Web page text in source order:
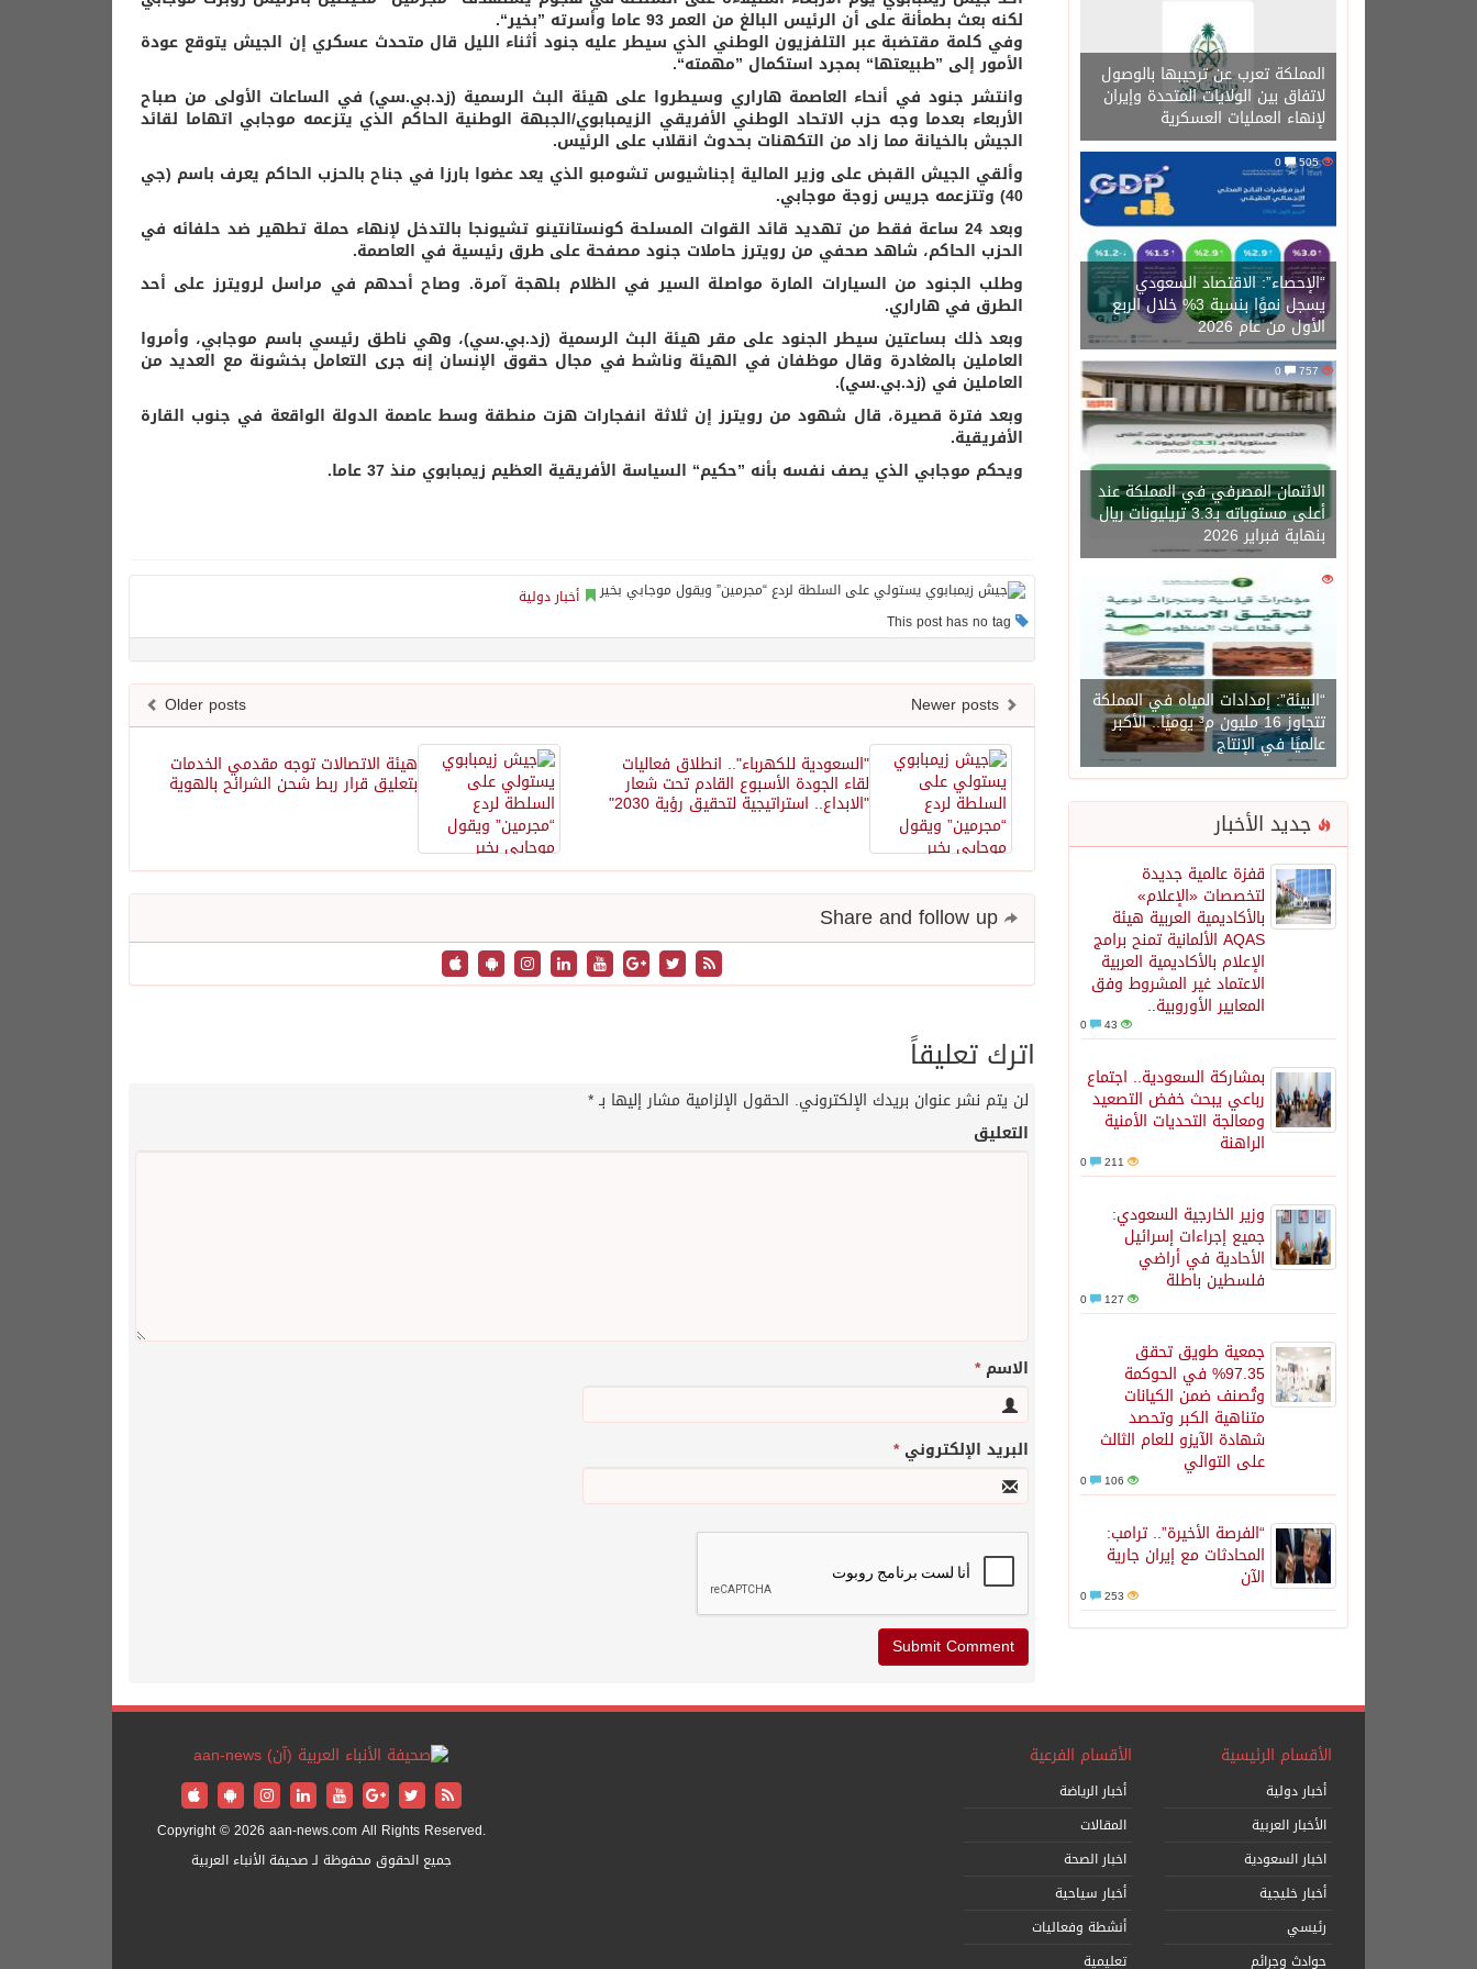
المملكة تعرب عن ترحيبها بالوصول
لاتفاق بين الولايات المتحدة وإيران
لإنهاء العمليات العسكرية
505
“الإحصاء”: الاقتصاد السعودي
يسجل نموًا بنسبة 3% خلال الربع
الأول من عام 2026
757
0
الائتمان المصرفي في المملكة عند
أعلى مستوياته بـ3.3 تريليونات ريال
بنهاية فبراير 2026
1450
“البيئة”: إمدادات المياه في المملكة
تتجاوز 16 مليون م³ يوميًا.. الأكبر
عالميًا في الإنتاج
جديد الأخبار
قفزة عالمية جديدة
لتخصصات «الإعلام»
بالأكاديمية العربية هيئة
AQAS الألمانية تمنح برامج
الإعلام بالأكاديمية العربية
الاعتماد غير المشروط وفق
المعايير الأوروبية..
43
بمشاركة السعودية.. اجتماع
رباعي يبحث خفض التصعيد
ومعالجة التحديات الأمنية
الراهنة
211
وزير الخارجية السعودي:
جميع إجراءات إسرائيل
الأحادية في أراضي
فلسطين باطلة
127
جمعية طويق تحقق
97.35% في الحوكمة
وتُصنف ضمن الكيانات
متناهية الكبر وتحصد
شهادة الآيزو للعام الثالث
على التوالي
106
“الفرصة الأخيرة”.. ترامب:
المحادثات مع إيران جارية
الآن
253
لكنه بعث بطمأنة على أن الرئيس البالغ من العمر 93 عاما وأسرته ”بخير“.
وفي كلمة مقتضبة عبر التلفزيون الوطني الذي سيطر عليه جنود أثناء الليل قال متحدث عسكري إن الجيش يتوقع عودة
الأمور إلى ”طبيعتها“ بمجرد استكمال ”مهمته“.
وانتشر جنود في أنحاء العاصمة هاراري وسيطروا على هيئة البث الرسمية (زد.بي.سي) في الساعات الأولى من صباح
الأربعاء بعدما وجه حزب الاتحاد الوطني الأفريقي الزيمبابوي/الجبهة الوطنية الحاكم الذي يتزعمه موجابي اتهاما لقائد
الجيش بالخيانة مما زاد من التكهنات بحدوث انقلاب على الرئيس.
وألقي الجيش القبض على وزير المالية إجناشيوس تشومبو الذي يعد عضوا بارزا في جناح بالحزب الحاكم يعرف باسم (جي
40) وتتزعمه جريس زوجة موجابي.
وبعد 24 ساعة فقط من تهديد قائد القوات المسلحة كونستانتينو تشيونجا بالتدخل لإنهاء حملة تطهير ضد حلفائه في
الحزب الحاكم، شاهد صحفي من رويترز حاملات جنود مصفحة على طرق رئيسية في العاصمة.
وطلب الجنود من السيارات المارة مواصلة السير في الظلام بلهجة آمرة. وصاح أحدهم في مراسل لرويترز على أحد
الطرق في هاراري.
وبعد ذلك بساعتين سيطر الجنود على مقر هيئة البث الرسمية (زد.بي.سي)، وهي ناطق رئيسي باسم موجابي، وأمروا
العاملين بالمغادرة وقال موظفان في الهيئة وناشط في مجال حقوق الإنسان إنه جرى التعامل بخشونة مع العديد من
العاملين في (زد.بي.سي).
وبعد فترة قصيرة، قال شهود من رويترز إن ثلاثة انفجارات هزت منطقة وسط عاصمة الدولة الواقعة في جنوب القارة
الأفريقية.
ويحكم موجابي الذي يصف نفسه بأنه ”حكيم“ السياسة الأفريقية العظيم زيمبابوي منذ 37 عاما.
أخبار دولية
Older posts
هيئة الاتصالات توجه مقدمي الخدمات
بتعليق قرار ربط شحن الشرائح بالهوية
"السعودية للكهرباء".. انطلاق فعاليات
لقاء الجودة الأسبوع القادم تحت شعار
"الابداع.. استراتيجية لتحقيق رؤية 2030"
اترك تعليقاً
لن يتم نشر عنوان بريدك الإلكتروني. الحقول الإلزامية مشار إليها بـ*
التعليق
الاسم*
البريد الإلكتروني*
الأقسام الرئيسية
أخبار دولية
الأخبار العربية
اخبار السعودية
أخبار خليجية
رئيسي
حوادث وجرائم
الأقسام الفرعية
أخبار الرياضة
المقالات
اخبار الصحة
أخبار سياحية
أنشطة وفعاليات
تعليمية
Copyright © 2026 aan-news.com All Rights Reserved.
جميع الحقوق محفوظة لـ صحيفة الأنباء العربية